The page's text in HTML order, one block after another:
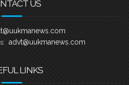
US
advt@uukmanews.com
LINKS